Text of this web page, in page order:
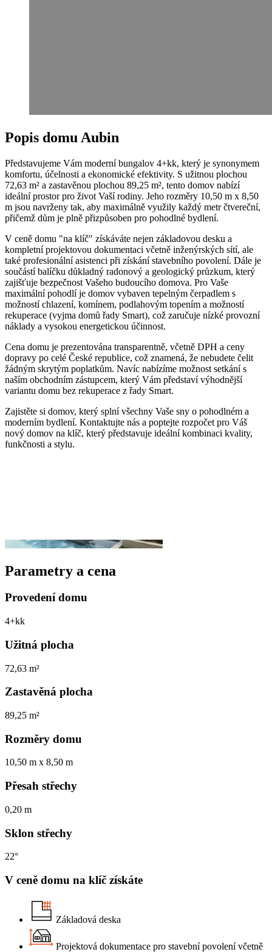
Popis domu Aubin
Představujeme Vám moderní bungalov 4+kk, který je synonymem
komfortu, účelnosti a ekonomické efektivity. S užitnou plochou
72,63 m² a zastavěnou plochou 89,25 m², tento domov nabízí
ideální prostor pro život Vaší rodiny. Jeho rozměry 10,50 m x 8,50
m jsou navrženy tak, aby maximálně využily každý metr čtvereční,
přičemž dům je plně přizpůsoben pro pohodlné bydlení.
V ceně domu "na klíč" získáváte nejen základovou desku a
kompletní projektovou dokumentaci včetně inženýrských sítí, ale
také profesionální asistenci při získání stavebního povolení. Dále je
součástí balíčku důkladný radonový a geologický průzkum, který
zajišťuje bezpečnost Vašeho budoucího domova. Pro Vaše
maximální pohodlí je domov vybaven tepelným čerpadlem s
možností chlazení, komínem, podlahovým topením a možností
rekuperace (vyjma domů řady Smart), což zaručuje nízké provozní
náklady a vysokou energetickou účinnost.
Cena domu je prezentována transparentně, včetně DPH a ceny
dopravy po celé České republice, což znamená, že nebudete čelit
žádným skrytým poplatkům. Navíc nabízíme možnost setkání s
naším obchodním zástupcem, který Vám představí výhodnější
variantu domu bez rekuperace z řady Smart.
Zajistěte si domov, který splní všechny Vaše sny o pohodlném a
moderním bydlení. Kontaktujte nás a poptejte rozpočet pro Váš
nový domov na klíč, který představuje ideální kombinaci kvality,
funkčnosti a stylu.
Parametry a cena
Provedení domu
4+kk
Užitná plocha
72,63 m²
Zastavěná plocha
89,25 m²
Rozměry domu
10,50 m x 8,50 m
Přesah střechy
0,20 m
Sklon střechy
22°
V ceně domu na klíč získáte
Základová deska
Projektová dokumentace pro stavební povolení včetně